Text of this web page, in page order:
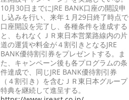
10月30日までにJRE BANK口座の開設申
し込みを行い、来年１月29日終了時点で
口座開設を完了し、各種条件を達成する
と、もれなくＪＲ東日本営業路線内の片
道の運賃や料金が４割引きとなるJRE
BANK優待割引券をプレゼントする。ま
た、キャンペーン後も各プログラムの条
件達成で、同じJRE BANK優待割引券
（４割引き）を含むＪＲ東日本グループ
特典を継続して進呈する。